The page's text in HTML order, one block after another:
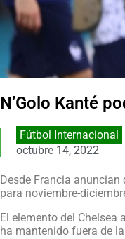
N’Golo Kanté
Fútbol Internacional
octubre 14, 2022
Desde Francia
para noviembre-
El elemento del
ha mantenido fuera de